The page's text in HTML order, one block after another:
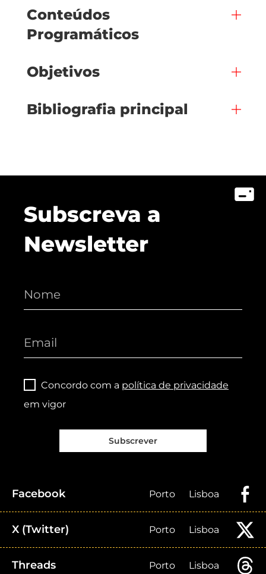
Conteúdos
Programáticos
Objetivos
Bibliografia principal
Subscreva a
Newsletter
Concordo com a política de privacidade
em vigor
Subscrever
Facebook Porto Lisboa
X (Twitter) Porto Lisboa
Threads Porto Lisboa